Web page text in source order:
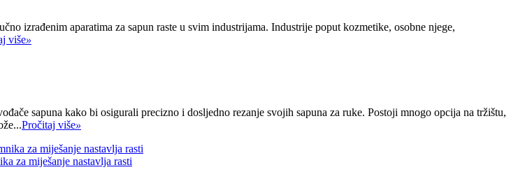
izrađenim aparatima za sapun raste u svim industrijama. Industrije poput kozmetike, osobne njege,
više»
sapuna kako bi osigurali precizno i ​​dosljedno rezanje svojih sapuna za ruke. Postoji mnogo opcija na tržištu,
Pročitaj više»
za miješanje nastavlja rasti